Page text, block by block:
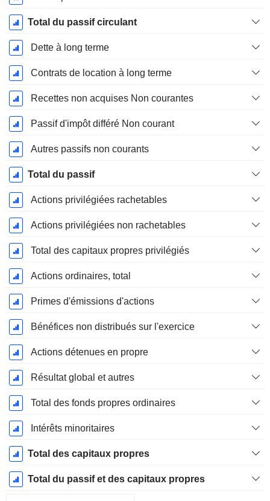
Total du passif circulant
Dette à long terme
Contrats de location à long terme
Recettes non acquises Non courantes
Passif d'impôt différé Non courant
Autres passifs non courants
Total du passif
Actions privilégiées rachetables
Actions privilégiées non rachetables
Total des capitaux propres privilégiés
Actions ordinaires, total
Primes d'émissions d'actions
Bénéfices non distribués sur l'exercice
Actions détenues en propre
Résultat global et autres
Total des fonds propres ordinaires
Intérêts minoritaires
Total des capitaux propres
Total du passif et des capitaux propres